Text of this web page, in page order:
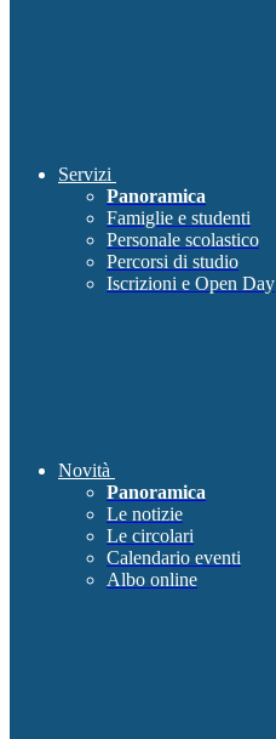
Servizi
Panoramica
Famiglie e studenti
Personale scolastico
Percorsi di studio
Iscrizioni e Open Day
Novità
Panoramica
Le notizie
Le circolari
Calendario eventi
Albo online